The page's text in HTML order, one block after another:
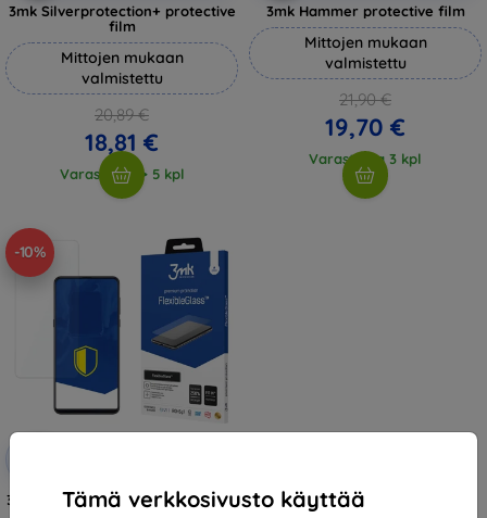
Tämä verkkosivusto käyttää
3mk Silverprotection+ protective
film
Mittojen mukaan
valmistettu
20,89 €
18,81 €
Varastossa > 5 kpl
3mk Hammer protective film
Mittojen mukaan
valmistettu
21,90 €
19,70 €
Varastossa 3 kpl
-10%
3MK FlexibleGlass Xiaomi Mi Mix 3
Hybrid Glass